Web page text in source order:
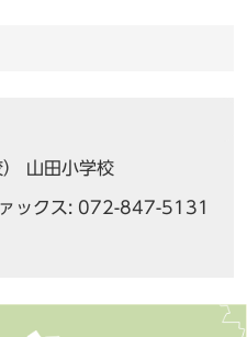
山田小学校
ックス: 072-847-5131